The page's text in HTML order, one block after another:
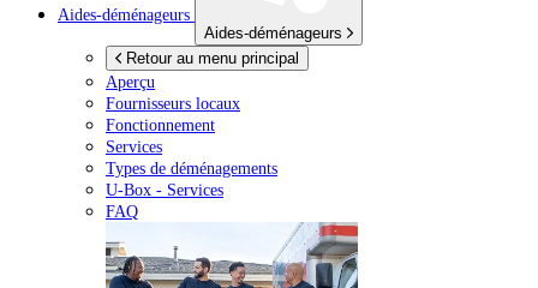
Aides-déménageurs
Aides-déménageurs
Retour au menu principal
Aperçu
Fournisseurs locaux
Fonctionnement
Services
Types de déménagements
U-Box - Services
FAQ